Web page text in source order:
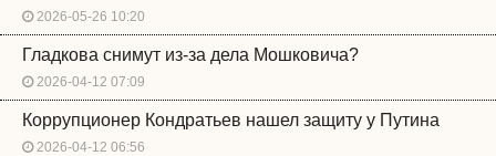
2026-05-26 10:20
Гладкова снимут из-за дела Мошковича?
2026-04-12 07:09
Коррупционер Кондратьев нашел защиту у Путина
2026-04-12 06:56